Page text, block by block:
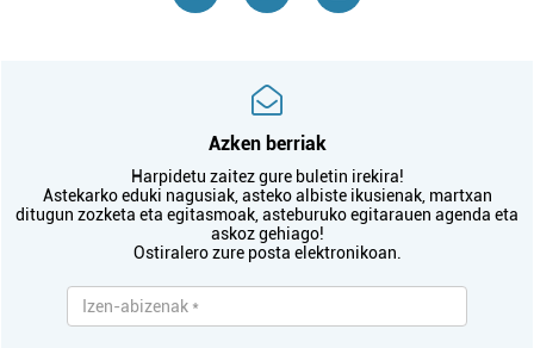
Azken berriak
Harpidetu zaitez gure buletin irekira!
Astekarko eduki nagusiak, asteko albiste ikusienak, martxan
ditugun zozketa eta egitasmoak, asteburuko egitarauen agenda eta
askoz gehiago!
Ostiralero zure posta elektronikoan.